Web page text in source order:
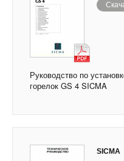
Руководство по
горелок GS 4 SICMA
SICMA